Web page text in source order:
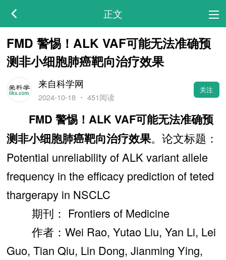
正文
FMD 警惕！ALK VAF可能无法准确预
测非小细胞肺癌靶向治疗效果
来自科学网
2024-10-18・ 451阅读
关注
FMD 警惕！ALK VAF可能无法准确预
测非小细胞肺癌靶向治疗效果。论文标题：
Potential unreliability of ALK variant allele
frequency in the efficacy prediction of teted
thargerapy in NSCLC
期刊： Frontiers of Medicine
作者：Wei Rao, Yutao Liu, Yan Li, Lei
Guo, Tian Qiu, Lin Dong, Jianming Ying,